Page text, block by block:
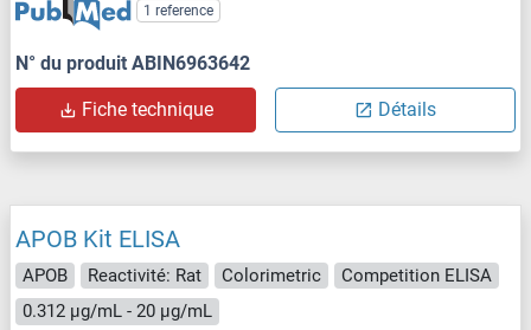
1 reference
N° du produit ABIN6963642
Fiche technique Détails
APOB Kit ELISA
APOB Reactivité: Rat Colorimetric
Competition ELISA
0.312 μg/mL - 20 μg/mL